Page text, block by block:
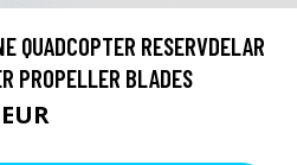
QUADCOPTER RESERVDELAR
PROPELLER BLADES